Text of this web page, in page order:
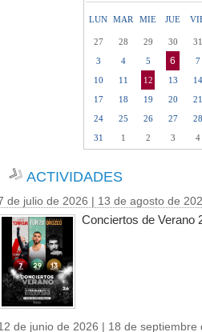
LUN MAR MIE JUE
27 28 29 30 31
3
4 5 6 7
10
11 12 13 14
17
18 19 20 21
24
25 26 27 28
31
1 2 3 4
ACTIVIDADES
de julio de 2026 | 13 de agosto de
Conciertos de Verano
de junio de 2026 | 18 de septiembre